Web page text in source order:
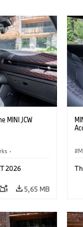
MINI JCW
·
2026
5,65 MB